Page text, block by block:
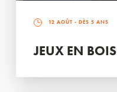
12 AOÛT - DÈS 5 ANS
JEUX EN BOIS